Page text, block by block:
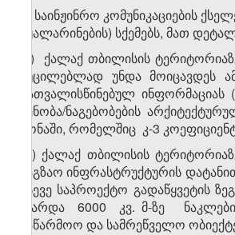
გ) საინჟინრო კომუნიკაციების
წყალარინების) სქემებს, მათ
დ) ქალაქ თბილისის
აუცილებლად უნდა მოიცავდეს
გათვალისწინებულ
შენობა/ნაგებობების
ზონაში, რომელშიც კ-3
ე) ქალაქ თბილისის
საგზაო ინფრასტრუქტურის
ასევე საპროექტო გადაწყვეტის
(გარდა 6000 კვ. მ-ზე
საწარმოო და სამრეწველო